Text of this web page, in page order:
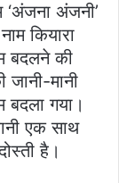
अंजनी’
कियारा
बदलने की
मानी
गया।
एक साथ
है।